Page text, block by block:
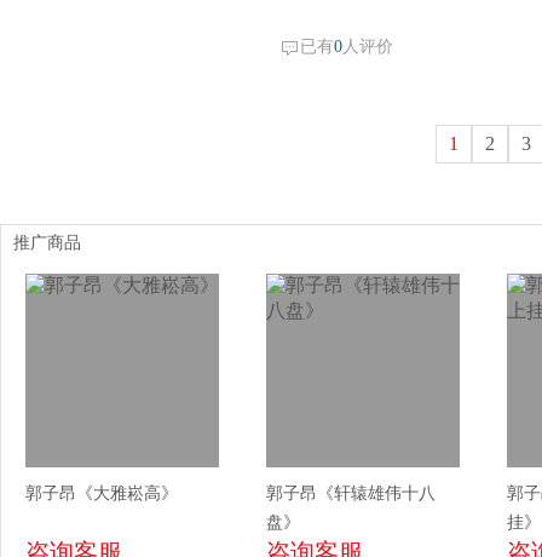
已有0人评价
1 2 3
推广商品
郭子昂《大雅崧高》
郭子昂《轩辕雄伟十八
盘》
郭
挂》